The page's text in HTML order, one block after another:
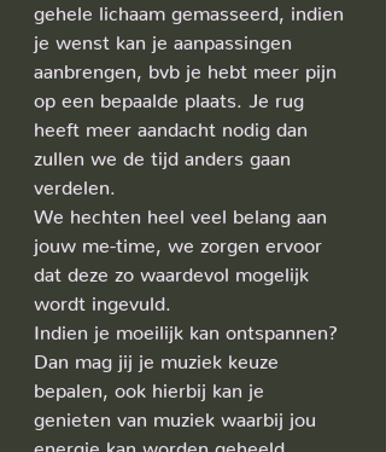
gehele lichaam gemasseerd, indien
je wenst kan je aanpassingen
aanbrengen, bvb je hebt meer pijn
op een bepaalde plaats. Je rug
heeft meer aandacht nodig dan
zullen we de tijd anders gaan
verdelen.
We hechten heel veel belang aan
jouw me-time, we zorgen ervoor
dat deze zo waardevol mogelijk
wordt ingevuld.
Indien je moeilijk kan ontspannen?
Dan mag jij je muziek keuze
bepalen, ook hierbij kan je
genieten van muziek waarbij jou
energie kan worden geheeld.